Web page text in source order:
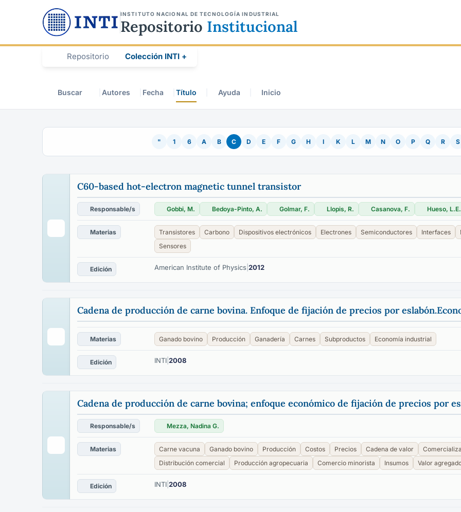
INSTITUTO NACIONAL DE TECNOLOGÍA INDUSTRIAL
Repositorio Institucional
Repositorio Colección INTI +
Buscar Autores Fecha Título Ayuda Inicio
" 1 6 A B C D E F G H I K L M N O P Q R S
C60-based hot-electron magnetic tunnel transistor
Responsable/s Gobbi, M. Bedoya-Pinto, A. Golmar, F. Llopis, R. Casanova, F. Hueso, L.E.
Materias Transistores Carbono Dispositivos electrónicos Electrones Semiconductores Interfaces
Sensores
Edición American Institute of Physics 2012
Cadena de producción de carne bovina. Enfoque de fijación de precios por
Materias Ganado bovino Producción Ganadería Carnes Subproductos Economía industrial
Edición INTI 2008
Cadena de producción de carne bovina; enfoque económico de fijación de precios por
Responsable/s Mezza, Nadina G.
Materias Carne vacuna Ganado bovino Producción Costos Precios Cadena de valor
Distribución comercial
Producción agropecuaria Comercio minorista Insumos Valor
Edición INTI 2008